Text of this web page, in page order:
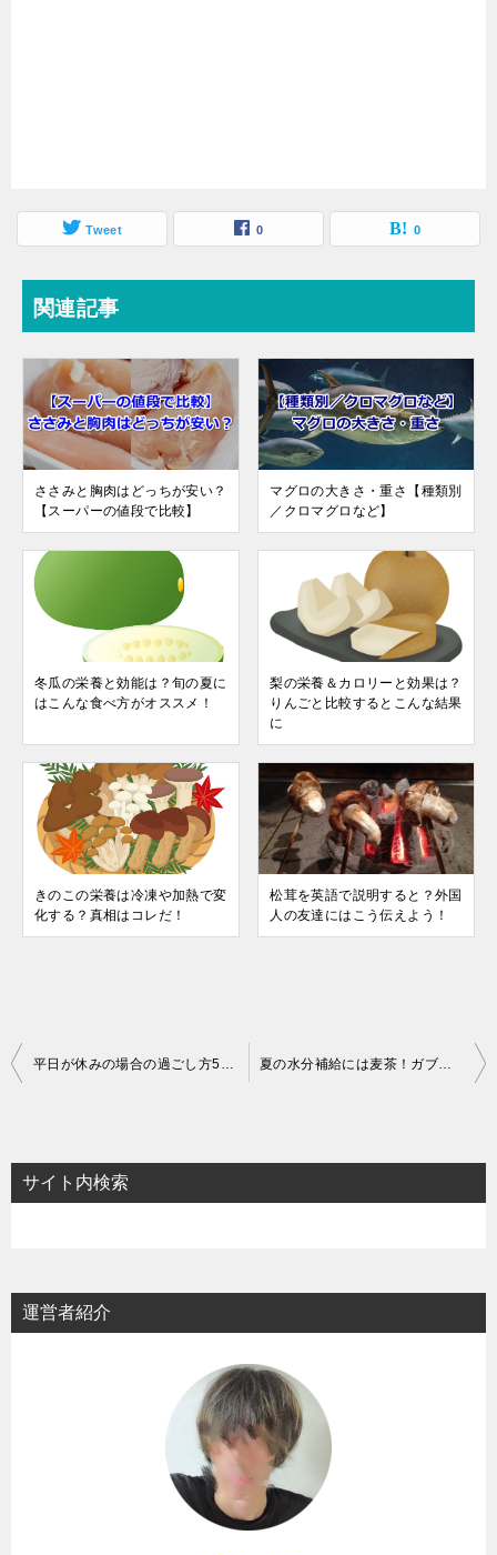
Tweet 0 0
関連記事
ささみと胸肉はどっちが安い？
【スーパーの値段で比較】
マグロの大きさ・重さ【種類別
／クロマグロなど】
冬瓜の栄養と効能は？旬の夏に
はこんな食べ方がオススメ！
梨の栄養＆カロリーと効果は？
りんごと比較するとこんな結果
に
きのこの栄養は冷凍や加熱で変
化する？真相はコレだ！
松茸を英語で説明すると？外国
人の友達にはこう伝えよう！
投
ビ
ゲ
ョ
平日が休みの場合の過ごし方5つ！一人暮らしの男性に特にオススメ 夏の水分補給には麦茶！ガブ飲みしたくなる理由はこの3つ
サイト内検索
運営者紹介